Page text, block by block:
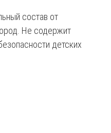
состав от
Не содержит
детских